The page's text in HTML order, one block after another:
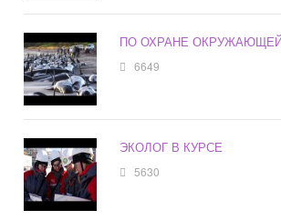
ПО ОХРАНЕ
6649
ЭКОЛОГ В КУРСЕ
5630